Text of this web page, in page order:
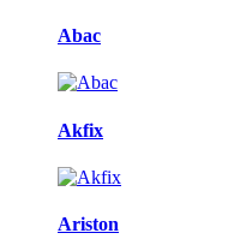
Abac
Akfix
Ariston